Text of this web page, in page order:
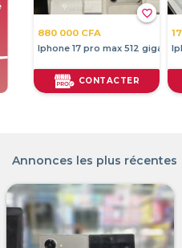
giga
170 000 CFA
Iphone 13 128 giga
CONTACTER
favorite_border
Annonces les plus récentes